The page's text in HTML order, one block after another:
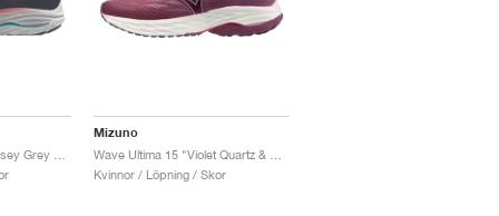
Mizuno
Kvinnor / Löpning / Skor